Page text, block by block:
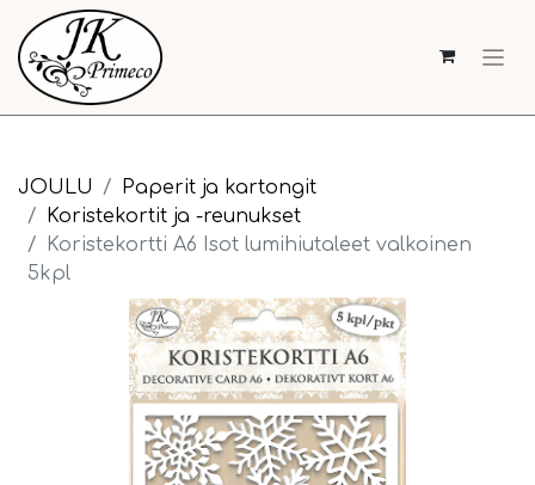
JOULU
Paperit ja kartongit
Koristekortit ja -reunukset
Koristekortti A6 Isot lumihiutaleet valkoinen
5kpl